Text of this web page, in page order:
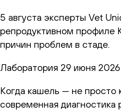
5 августа эксперты Vet
репродуктивном профиле
причин проблем в стаде.
Лаборатория 29 июня 2026
Когда кашель — не просто
современная диагностика